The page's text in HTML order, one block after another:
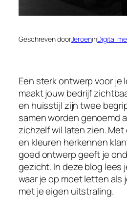
Geschreven doorJeroeninDigital
Een sterk ontwerp voor je
maakt jouw bedrijf
en huisstijl zijn twee
samen worden genoemd
zichzelf wil laten zien.
en kleuren herkennen
goed ontwerp geeft je
gezicht. In deze blog lees
waar je op moet letten als
met je eigen uitstraling.